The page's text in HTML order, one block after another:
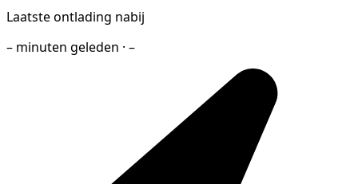
Laatste ontlading nabij
– minuten geleden · –